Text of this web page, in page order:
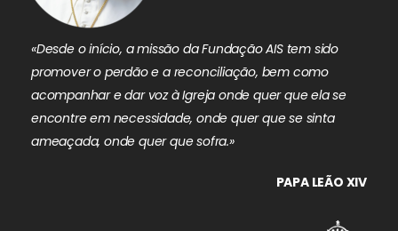
«Desde o início, a missão da Fundação AIS tem sido
promover o perdão e a reconciliação, bem como
acompanhar e dar voz à Igreja onde quer que ela se
encontre em necessidade, onde quer que se sinta
ameaçada, onde quer que sofra.»
PAPA LEÃO XIV